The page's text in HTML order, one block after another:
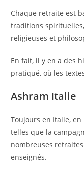
Chaque retraite est
traditions
religieuses et
En fait, il y en a des
pratiqué, où les
Ashram Italie
Toujours en Italie,
telles que la
nombreuses
enseignés.